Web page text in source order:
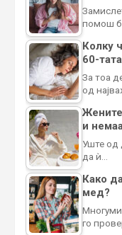
помош
Колку
60-
За тоа
од
и
Уште од
да ѝ…
Како
мед?
го